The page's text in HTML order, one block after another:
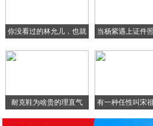
你没看过的林允儿，也就
当杨紫遇上证件
耐克鞋为啥贵的理直气
有一种任性叫宋